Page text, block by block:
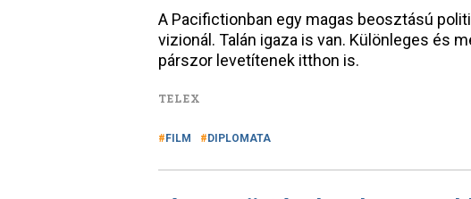
A Pacifictionban egy magas beosztású
vizionál. Talán igaza is van. Különleges és
párszor levetítenek itthon is.
TELEX
FILM DIPLOMATA